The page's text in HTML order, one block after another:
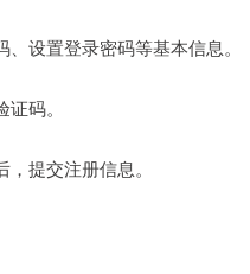
设置登录密码等基本信息。
码。
提交注册信息。